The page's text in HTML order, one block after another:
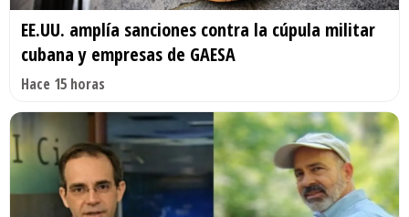
EE.UU. amplía sanciones contra la cúpula militar
cubana y empresas de GAESA
Hace 15 horas